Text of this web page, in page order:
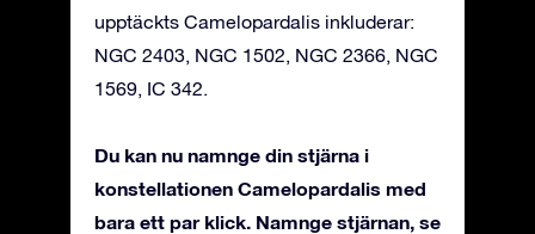
upptäckts Camelopardalis inkluderar:
NGC 2403, NGC 1502, NGC 2366, NGC
1569, IC 342.
Du kan nu namnge din stjärna i
konstellationen Camelopardalis med
bara ett par klick. Namnge stjärnan, se